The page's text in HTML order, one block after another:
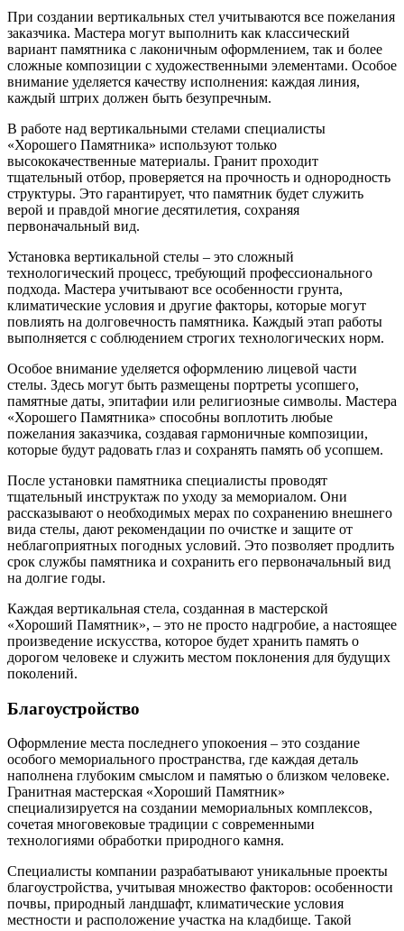
При создании вертикальных стел учитываются все пожелания
заказчика. Мастера могут выполнить как классический
вариант памятника с лаконичным оформлением, так и более
сложные композиции с художественными элементами. Особое
внимание уделяется качеству исполнения: каждая линия,
каждый штрих должен быть безупречным.
В работе над вертикальными стелами специалисты
«Хорошего Памятника» используют только
высококачественные материалы. Гранит проходит
тщательный отбор, проверяется на прочность и однородность
структуры. Это гарантирует, что памятник будет служить
верой и правдой многие десятилетия, сохраняя
первоначальный вид.
Установка вертикальной стелы – это сложный
технологический процесс, требующий профессионального
подхода. Мастера учитывают все особенности грунта,
климатические условия и другие факторы, которые могут
повлиять на долговечность памятника. Каждый этап работы
выполняется с соблюдением строгих технологических норм.
Особое внимание уделяется оформлению лицевой части
стелы. Здесь могут быть размещены портреты усопшего,
памятные даты, эпитафии или религиозные символы. Мастера
«Хорошего Памятника» способны воплотить любые
пожелания заказчика, создавая гармоничные композиции,
которые будут радовать глаз и сохранять память об усопшем.
После установки памятника специалисты проводят
тщательный инструктаж по уходу за мемориалом. Они
рассказывают о необходимых мерах по сохранению внешнего
вида стелы, дают рекомендации по очистке и защите от
неблагоприятных погодных условий. Это позволяет продлить
срок службы памятника и сохранить его первоначальный вид
на долгие годы.
Каждая вертикальная стела, созданная в мастерской
«Хороший Памятник», – это не просто надгробие, а настоящее
произведение искусства, которое будет хранить память о
дорогом человеке и служить местом поклонения для будущих
поколений.
Благоустройство
Оформление места последнего упокоения – это создание
особого мемориального пространства, где каждая деталь
наполнена глубоким смыслом и памятью о близком человеке.
Гранитная мастерская «Хороший Памятник»
специализируется на создании мемориальных комплексов,
сочетая многовековые традиции с современными
технологиями обработки природного камня.
Специалисты компании разрабатывают уникальные проекты
благоустройства, учитывая множество факторов: особенности
почвы, природный ландшафт, климатические условия
местности и расположение участка на кладбище. Такой